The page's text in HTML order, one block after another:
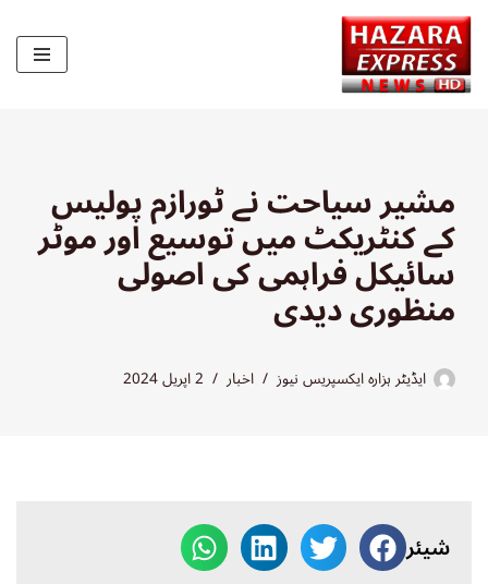
Skip
to
مشیر سیاحت نے ٹورازم پولیس
کے کنٹریکٹ میں توسیع اور موٹر
سائیکل فراہمی کی اصولی
منظوری دیدی
ایڈیٹر ہزارہ ایکسپریس نیوز اخبار 2 اپریل 2024
شیئر